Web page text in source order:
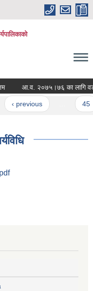
आ.व. २०७५।७६ का लागि वडा
‹ previous